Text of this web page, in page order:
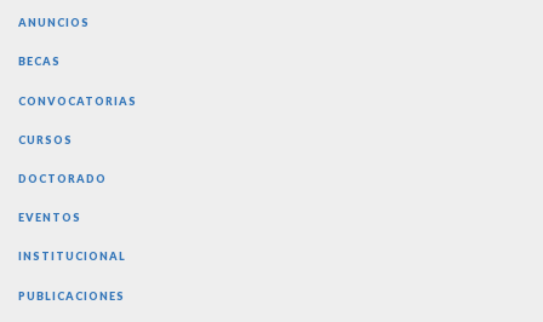
ANUNCIOS
BECAS
CONVOCATORIAS
CURSOS
DOCTORADO
EVENTOS
INSTITUCIONAL
PUBLICACIONES